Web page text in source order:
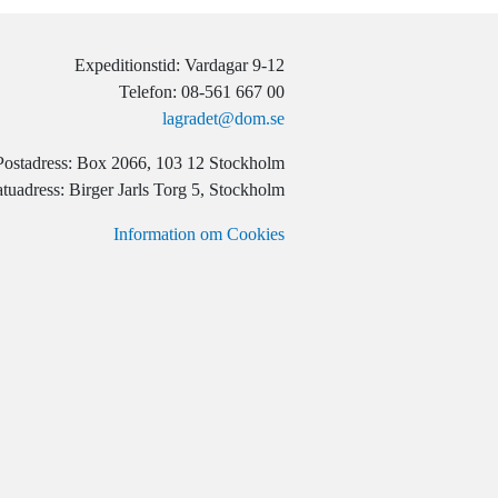
Expeditionstid: Vardagar 9-12
Telefon: 08-561 667 00
lagradet@dom.se
Box 2066, 103 12 Stockholm
Birger Jarls Torg 5, Stockholm
Information om Cookies